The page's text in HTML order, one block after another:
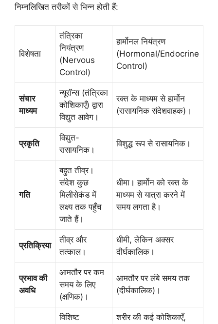
निम्नलिखित तरीकों से भिन्न होती हैं:
विशेषता
तंत्रिका
नियंत्रण
(Nervous
Control)
हार्मोनल नियंत्रण
(Hormonal/Endocrine
Control)
संचार
माध्यम
न्यूरॉन्स (तंत्रिका
कोशिकाएँ) द्वारा
विद्युत आवेग।
रक्त के माध्यम से हार्मोन
(रासायनिक संदेशवाहक)।
प्रकृति
विद्युत-
रासायनिक।
विशुद्ध रूप से रासायनिक।
गति
बहुत तीव्र।
संदेश कुछ
मिलीसेकंड में
लक्ष्य तक पहुँच
जाते हैं।
धीमा। हार्मोन को रक्त के
माध्यम से यात्रा करने में
समय लगता है।
प्रतिक्रिया
तीव्र और
तत्काल।
धीमी, लेकिन अक्सर
दीर्घकालिक।
प्रभाव की
अवधि
आमतौर पर कम
समय के लिए
(क्षणिक)।
आमतौर पर लंबे समय तक
(दीर्घकालिक)।
विशिष्ट
शरीर की कई कोशिकाएँ,